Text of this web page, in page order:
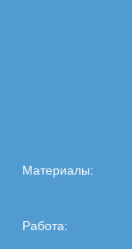
Материалы:
Работа: